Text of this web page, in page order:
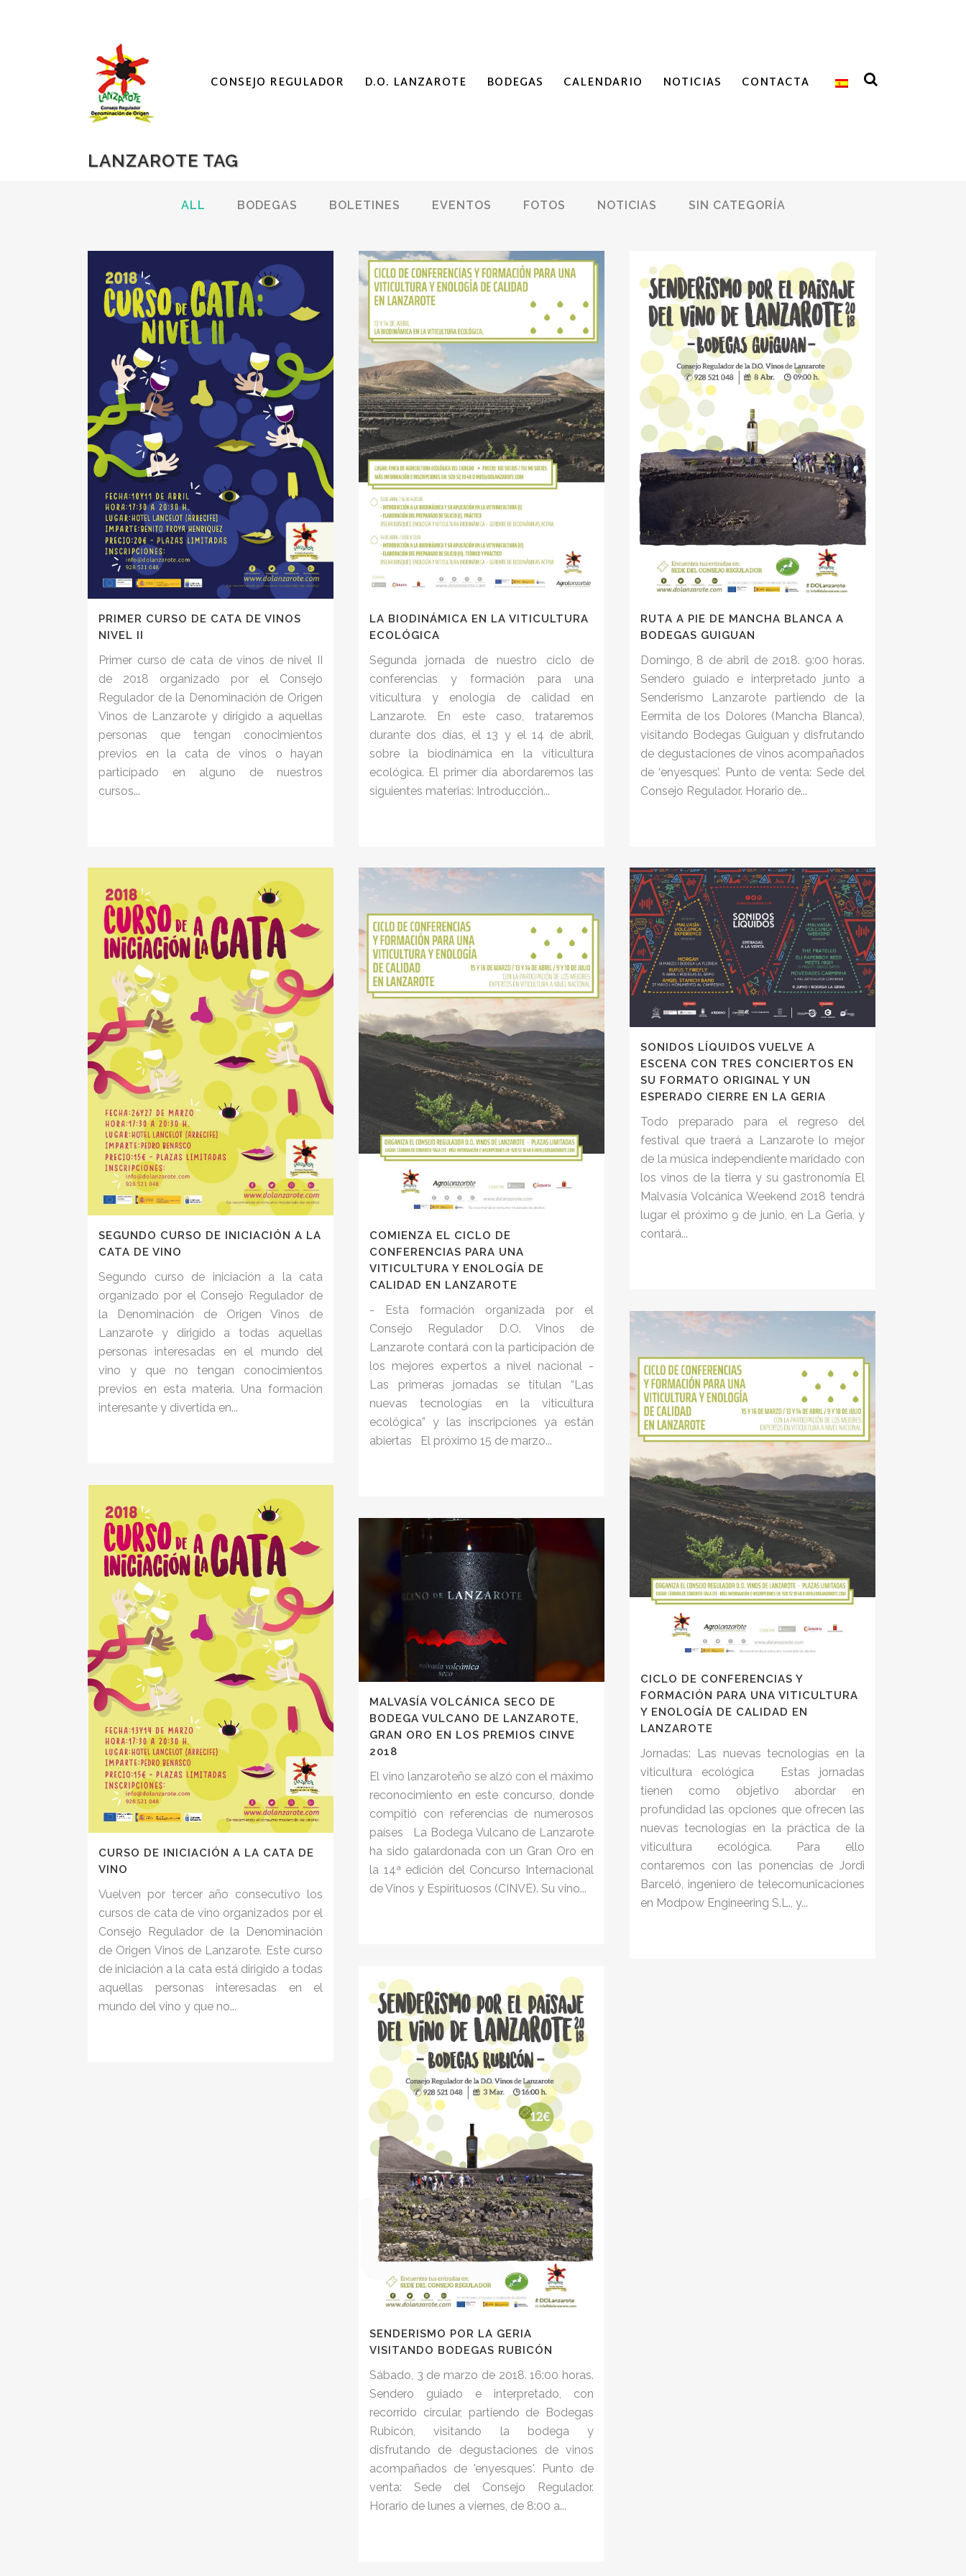
CONSEJO REGULADOR D.O. LANZAROTE BODEGAS CALENDARIO NOTICIAS CONTACTA
LANZAROTE TAG
ALL BODEGAS BOLETINES EVENTOS FOTOS NOTICIAS SIN CATEGORÍA
PRIMER CURSO DE CATA DE VINOS
NIVEL II
Primer curso de cata de vinos de nivel II
de 2018 organizado por el Consejo
Regulador de la Denominación de Origen
Vinos de Lanzarote y dirigido a aquellas
personas que tengan conocimientos
previos en la cata de vinos o hayan
participado en alguno de nuestros
cursos...
LA BIODINÁMICA EN LA VITICULTURA
ECOLÓGICA
Segunda jornada de nuestro ciclo de
conferencias y formación para una
viticultura y enología de calidad en
Lanzarote. En este caso, trataremos
durante dos días, el 13 y el 14 de abril,
sobre la biodinámica en la viticultura
ecológica. El primer día abordaremos las
siguientes materias: Introducción...
RUTA A PIE DE MANCHA BLANCA A
BODEGAS GUIGUAN
Domingo, 8 de abril de 2018. 9:00 horas.
Sendero guiado e interpretado junto a
Senderismo Lanzarote partiendo de la
Eermita de los Dolores (Mancha Blanca),
visitando Bodegas Guiguan y disfrutando
de degustaciones de vinos acompañados
de ‘enyesques’. Punto de venta: Sede del
Consejo Regulador. Horario de...
SEGUNDO CURSO DE INICIACIÓN A LA
CATA DE VINO
Segundo curso de iniciación a la cata
organizado por el Consejo Regulador de
la Denominación de Origen Vinos de
Lanzarote y dirigido a todas aquellas
personas interesadas en el mundo del
vino y que no tengan conocimientos
previos en esta materia. Una formación
interesante y divertida en...
COMIENZA EL CICLO DE
CONFERENCIAS PARA UNA
VITICULTURA Y ENOLOGÍA DE
CALIDAD EN LANZAROTE
- Esta formación organizada por el
Consejo Regulador D.O. Vinos de
Lanzarote contará con la participación de
los mejores expertos a nivel nacional -
Las primeras jornadas se titulan “Las
nuevas tecnologías en la viticultura
ecológica” y las inscripciones ya están
abiertas El próximo 15 de marzo...
SONIDOS LÍQUIDOS VUELVE A
ESCENA CON TRES CONCIERTOS EN
SU FORMATO ORIGINAL Y UN
ESPERADO CIERRE EN LA GERIA
Todo preparado para el regreso del
festival que traerá a Lanzarote lo mejor
de la música independiente maridado con
los vinos de la tierra y su gastronomía El
Malvasía Volcánica Weekend 2018 tendrá
lugar el próximo 9 de junio, en La Geria, y
contará...
CICLO DE CONFERENCIAS Y
FORMACIÓN PARA UNA VITICULTURA
Y ENOLOGÍA DE CALIDAD EN
LANZAROTE
Jornadas: Las nuevas tecnologías en la
viticultura ecológica Estas jornadas
tienen como objetivo abordar en
profundidad las opciones que ofrecen las
nuevas tecnologías en la práctica de la
viticultura ecológica. Para ello
contaremos con las ponencias de Jordi
Barceló, ingeniero de telecomunicaciones
en Modpow Engineering S.L., y...
CURSO DE INICIACIÓN A LA CATA DE
VINO
Vuelven por tercer año consecutivo los
cursos de cata de vino organizados por el
Consejo Regulador de la Denominación
de Origen Vinos de Lanzarote. Este curso
de iniciación a la cata está dirigido a todas
aquellas personas interesadas en el
mundo del vino y que no...
MALVASÍA VOLCÁNICA SECO DE
BODEGA VULCANO DE LANZAROTE,
GRAN ORO EN LOS PREMIOS CINVE
2018
El vino lanzaroteño se alzó con el máximo
reconocimiento en este concurso, donde
compitió con referencias de numerosos
países La Bodega Vulcano de Lanzarote
ha sido galardonada con un Gran Oro en
la 14ª edición del Concurso Internacional
de Vinos y Espirituosos (CINVE). Su vino...
SENDERISMO POR LA GERIA
VISITANDO BODEGAS RUBICÓN
Sábado, 3 de marzo de 2018. 16:00 horas.
Sendero guiado e interpretado, con
recorrido circular, partiendo de Bodegas
Rubicón, visitando la bodega y
disfrutando de degustaciones de vinos
acompañados de 'enyesques'. Punto de
venta: Sede del Consejo Regulador.
Horario de lunes a viernes, de 8:00 a...